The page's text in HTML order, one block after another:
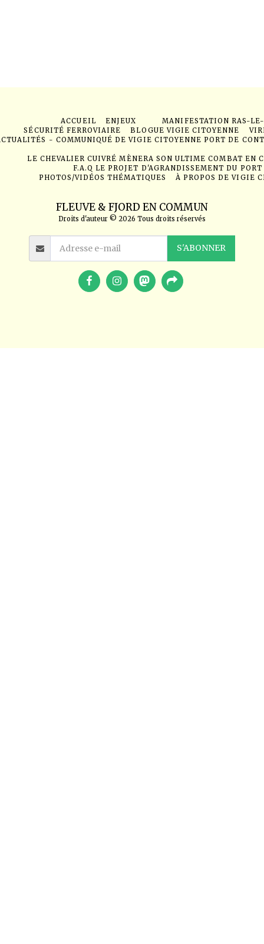
FLEUVE & FJORD EN COMMUN
Droits d'auteur © 2026 Tous droits réservés
ACCUEIL ENJEUX
MANIFESTATION RAS-
SÉCURITÉ FERROVIAIRE
BLOGUE VIGIE CITOYENNE
- COMMUNIQUÉ DE VIGIE CITOYENNE PORT DE
LE CHEVALIER CUIVRÉ MÈNERA SON ULTIME COMBAT EN
F.A.Q LE PROJET D'AGRANDISSEMENT DU
PHOTOS/VIDÉOS THÉMATIQUES
À PROPOS DE VIGIE
S'ABONNER